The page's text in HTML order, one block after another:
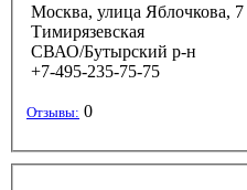
Москва, улица Яблочкова, 7
Тимирязевская
СВАО/Бутырский р-н
+7-495-235-75-75
Отзывы: 0